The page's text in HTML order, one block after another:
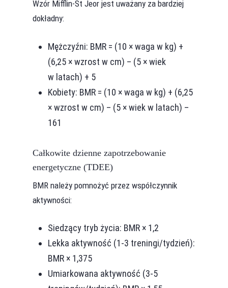
Wzór Mifflin-St Jeor jest uważany za bardziej
dokładny:
Mężczyźni: BMR = (10 × waga w kg) +
(6,25 × wzrost w cm) – (5 × wiek
w latach) + 5
Kobiety: BMR = (10 × waga w kg) + (6,25
× wzrost w cm) – (5 × wiek w latach) –
161
Całkowite dzienne zapotrzebowanie
energetyczne (TDEE)
BMR należy pomnożyć przez współczynnik
aktywności:
Siedzący tryb życia: BMR × 1,2
Lekka aktywność (1-3 treningi/tydzień):
BMR × 1,375
Umiarkowana aktywność (3-5